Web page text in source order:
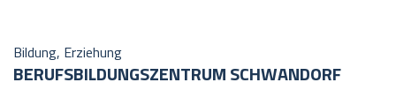
Bildung, Erziehung
BERUFSBILDUNGSZENTRUM SCHWANDORF